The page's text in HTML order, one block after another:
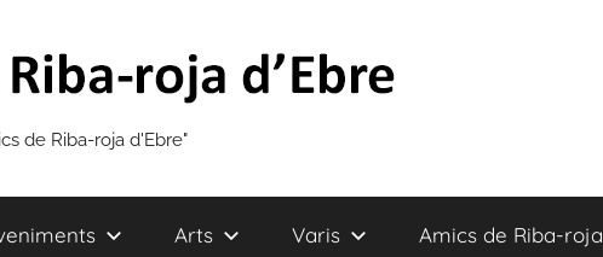
de Riba-roja d'Ebre"
Arts Varis Amics de Riba-roja